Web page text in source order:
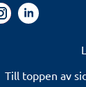
Till toppen av